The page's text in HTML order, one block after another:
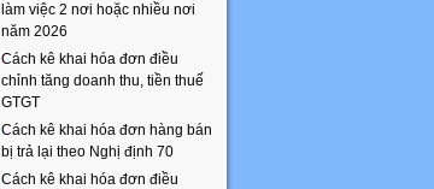
làm việc 2 nơi hoặc nhiều nơi
năm 2026
Cách kê khai hóa đơn điều
chỉnh tăng doanh thu, tiền thuế
GTGT
Cách kê khai hóa đơn hàng bán
bị trả lại theo Nghị định 70
Cách kê khai hóa đơn điều